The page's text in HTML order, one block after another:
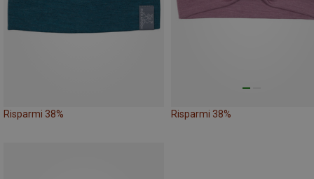
Risparmi 38% Risparmi 38%